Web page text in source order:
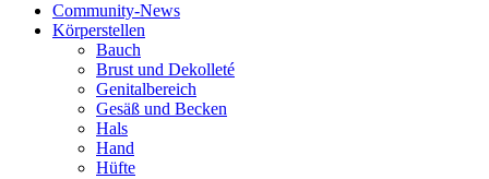
Community-News
Körperstellen
Bauch
Brust und Dekolleté
Genitalbereich
Gesäß und Becken
Hals
Hand
Hüfte